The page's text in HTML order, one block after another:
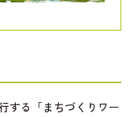
する「まちづくりワー